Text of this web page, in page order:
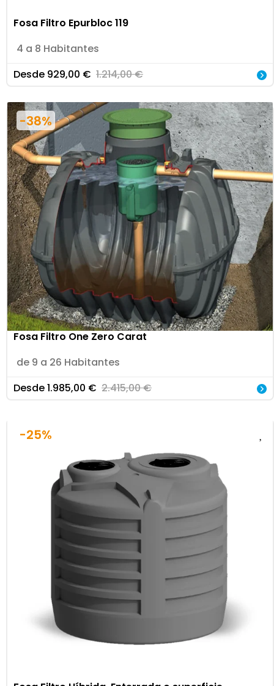
Fosa Filtro Epurbloc 119
4 a 8 Habitantes
Desde 929,00 € 1.214,00€
-38%
Fosa Filtro One Zero Carat
de 9 a 26 Habitantes
Desde1.985,00 € 2.415,00€
-25%